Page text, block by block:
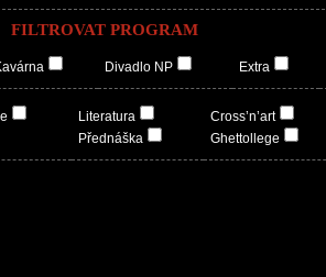
FILTROVAT PROGRAM
Divadlo NP Extra
Literatura
Přednáška
Cross’n’art
Ghettollege